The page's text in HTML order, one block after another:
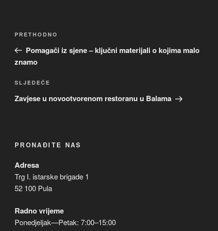
Navigacija
Prethodna
objava
PRETHODNO
Pomagači iz sjene – ključni materijali o kojima malo
znamo
Sljedeća
objava
SLJEDEĆE
Zavjese u novootvorenom restoranu u Balama
PRONAĐITE NAS
Adresa
Trg I. istarske brigade 1
52 100 Pula
Radno vrijeme
Ponedjeljak—Petak: 7:00–15:00